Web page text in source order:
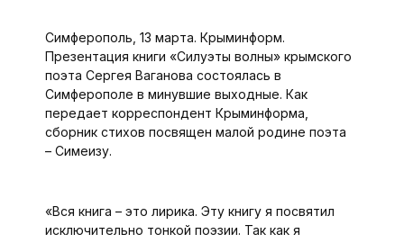
Симферополь, 13 марта. Крыминформ.
Презентация книги «Силуэты волны» крымского
поэта Сергея Ваганова состоялась в
Симферополе в минувшие выходные. Как
передает корреспондент Крыминформа,
сборник стихов посвящен малой родине поэта
– Симеизу.
«Вся книга – это лирика. Эту книгу я посвятил
исключительно тонкой поэзии. Так как я